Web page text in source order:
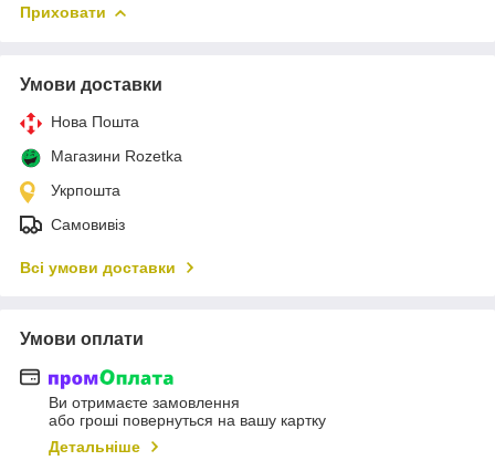
Приховати
Умови доставки
Нова Пошта
Магазини Rozetka
Укрпошта
Самовивіз
Всі умови доставки
Умови оплати
Ви отримаєте замовлення
або гроші повернуться на вашу картку
Детальніше